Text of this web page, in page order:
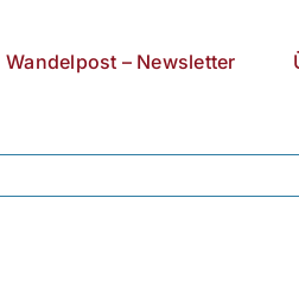
Wandelpost – Newsletter